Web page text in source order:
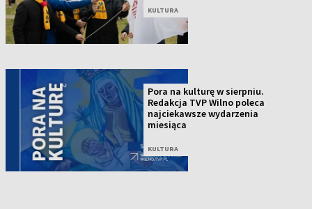
KULTURA
Pora na kulturę w sierpniu.
Redakcja TVP Wilno poleca
najciekawsze wydarzenia
miesiąca
KULTURA